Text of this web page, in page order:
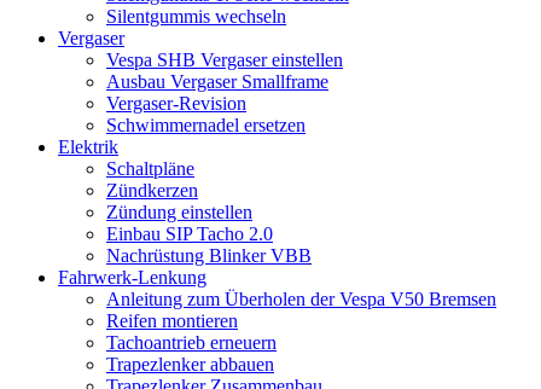
Silentgummis wechseln
Vergaser
Vespa SHB Vergaser einstellen
Ausbau Vergaser Smallframe
Vergaser-Revision
Schwimmernadel ersetzen
Elektrik
Schaltpläne
Zündkerzen
Zündung einstellen
Einbau SIP Tacho 2.0
Nachrüstung Blinker VBB
Fahrwerk-Lenkung
Anleitung zum Überholen der Vespa V50 Bremsen
Reifen montieren
Tachoantrieb erneuern
Trapezlenker abbauen